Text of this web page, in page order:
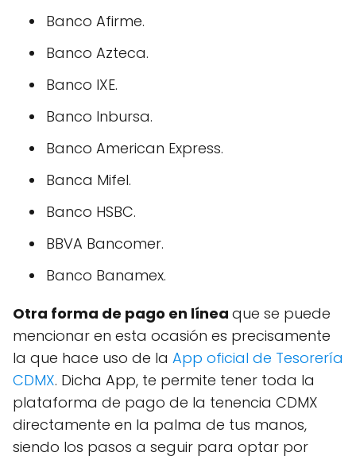
Banco Afirme.
Banco Azteca.
Banco IXE.
Banco Inbursa.
Banco American Express.
Banca Mifel.
Banco HSBC.
BBVA Bancomer.
Banco Banamex.
Otra forma de pago en línea que se puede
mencionar en esta ocasión es precisamente
la que hace uso de la App oficial de Tesorería
CDMX. Dicha App, te permite tener toda la
plataforma de pago de la tenencia CDMX
directamente en la palma de tus manos,
siendo los pasos a seguir para optar por